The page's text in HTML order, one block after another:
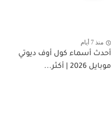
منذ 7 أيام
أحدث أسماء كول أوف ديوتي
موبايل 2026 | أكثر...